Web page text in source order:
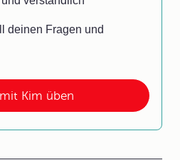
Kim üben
deinen Fragen und